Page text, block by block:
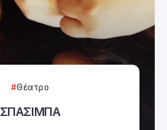
Θέατρο
ΣΠΑΣΙΜΠΑ